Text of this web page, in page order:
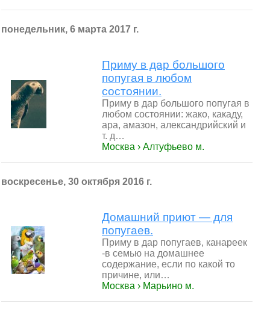
понедельник, 6 марта 2017 г.
Приму в дар большого
попугая в любом
состоянии.
Приму в дар большого попугая в
любом состоянии: жако, какаду,
ара, амазон, александрийский и
т. д…
Москва › Алтуфьево м.
воскресенье, 30 октября 2016 г.
Домашний приют — для
попугаев.
Приму в дар попугаев, канареек
-в семью на домашнее
содержание, если по какой то
причине, или…
Москва › Марьино м.